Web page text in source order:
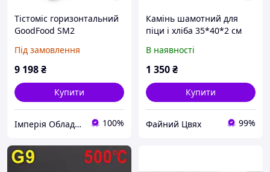
Тістоміс горизонтальний
GoodFood SM2
Під замовлення
9 198₴
Купити
Імперія Обладнання 100%
Камінь шамотний для
піци і хліба 35*40*2 см
В наявності
1 350₴
Купити
Файний Цвях 99%